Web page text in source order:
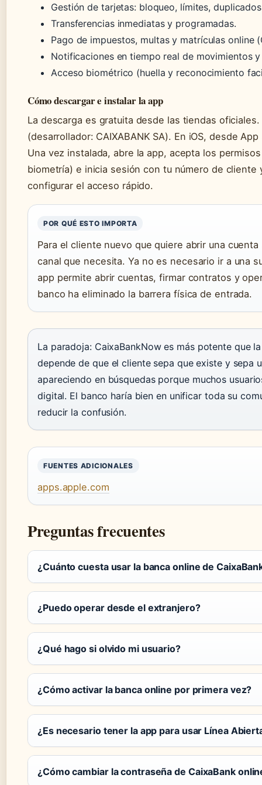
Gestión de tarjetas: bloqueo, límites,
Transferencias inmediatas y programadas.
Pago de impuestos, multas y matrículas online
Notificaciones en tiempo real de movimientos
Acceso biométrico (huella y reconocimiento
Cómo descargar e instalar la app
La descarga es gratuita desde las tiendas
(desarrollador: CAIXABANK SA). En iOS, desde
Una vez instalada, abre la app, acepta los
biometría) e inicia sesión con tu número de cliente
configurar el acceso rápido.
POR QUÉ ESTO IMPORTA
Para el cliente nuevo que quiere abrir una
canal que necesita. Ya no es necesario ir a una
app permite abrir cuentas, firmar contratos y
banco ha eliminado la barrera física de entrada.
La paradoja: CaixaBankNow es más potente que
depende de que el cliente sepa que existe y sepa
apareciendo en búsquedas porque muchos
digital. El banco haría bien en unificar toda su
reducir la confusión.
FUENTES ADICIONALES
apps.apple.com
Preguntas frecuentes
¿Cuánto cuesta usar la banca online de
¿Puedo operar desde el extranjero?
¿Qué hago si olvido mi usuario?
¿Cómo activar la banca online por primera vez?
¿Es necesario tener la app para usar Línea
¿Cómo cambiar la contraseña de CaixaBank